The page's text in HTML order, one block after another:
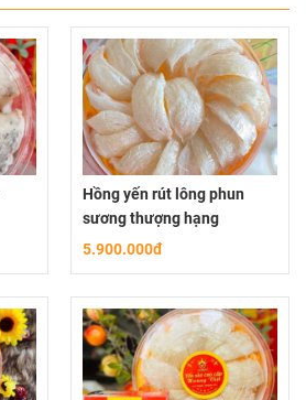
Hồng yến rút lông phun
sương thượng hạng
5.900.000đ